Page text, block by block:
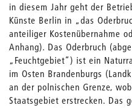
in diesem Jahr geht der
Künste Berlin in „das
anteiliger Kostenübernahme
Anhang). Das Oderbruch
„Feuchtgebiet“) ist ein
im Osten Brandenburgs
an der polnischen Grenze,
Staatsgebiet erstrecken. Das